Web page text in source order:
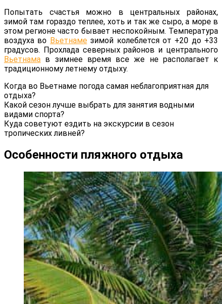
Попытать счастья можно в центральных районах,
зимой там гораздо теплее, хоть и так же сыро, а море в
этом регионе часто бывает неспокойным. Температура
воздуха во Вьетнамезимой колеблется от +20 до +33
градусов. Прохлада северных районов и центрального
Вьетнама в зимнее время все же не располагает к
традиционному летнему отдыху.
Когда во Вьетнаме погода самая неблагоприятная для
отдыха?
Какой сезон лучше выбрать для занятия водными
видами спорта?
Куда советуют ездить на экскурсии в сезон
тропических ливней?
Особенности пляжного отдыха